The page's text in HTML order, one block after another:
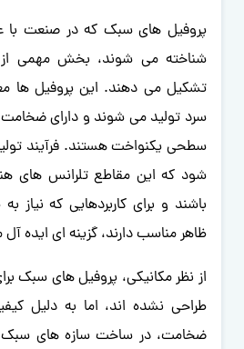
پروفیل های سبک که در صنعت با
شناخته می شوند، بخش مهمی از
تشکیل می دهند. این پروفیل ها
سرد تولید می شوند و دارای ضخامت
سطحی یکنواخت هستند. فرآیند
شود که این مقاطع تلرانس های
باشند و برای کاربردهایی که نیاز
ظاهر مناسب دارند، گزینه ای ایده
از نظر مکانیکی، پروفیل های سبک
طراحی نشده اند، اما به دلیل
ضخامت، در ساخت سازه های سبک